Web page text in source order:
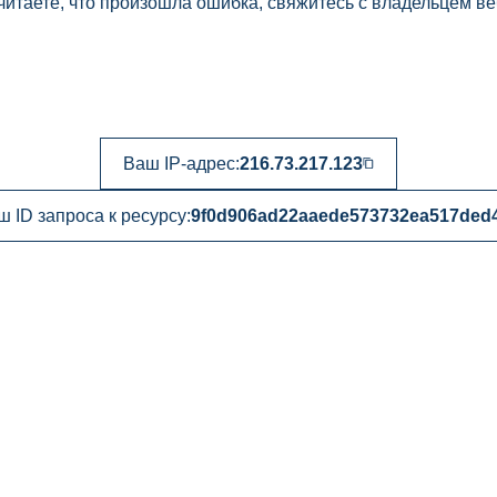
Ваш IP-адрес:216.73.217.123
ID запроса к ресурсу: